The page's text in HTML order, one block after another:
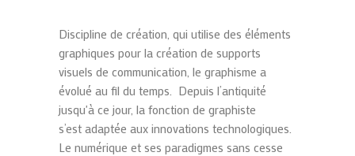
Discipline de création, qui utilise des éléments
graphiques pour la création de supports
visuels de communication, le graphisme a
évolué au fil du temps. Depuis l’antiquité
jusqu'à ce jour, la fonction de graphiste
s’est adaptée aux innovations technologiques.
Le numérique et ses paradigmes sans cesse